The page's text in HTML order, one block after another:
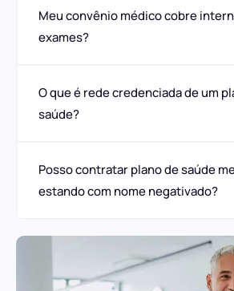
Meu convênio médico cobre
exames?
O que é rede credenciada de um
saúde?
Posso contratar plano de saúde
estando com nome negativado?